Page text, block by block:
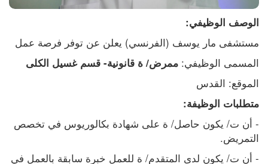
الوصف الوظيفي:
مستشفى مار يوسف (الفرنسي) يعلن عن توفر فرصة عمل
المسمى الوظيفي: ممرض/ ة قانونية- قسم غسيل الكلى
الموقع: القدس
متطلبات الوظيفة:
التمريض.